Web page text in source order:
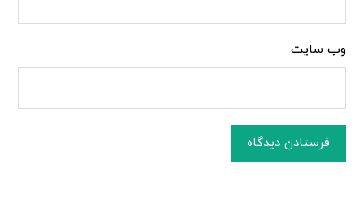
وب‌ سایت
فرستادن دیدگاه